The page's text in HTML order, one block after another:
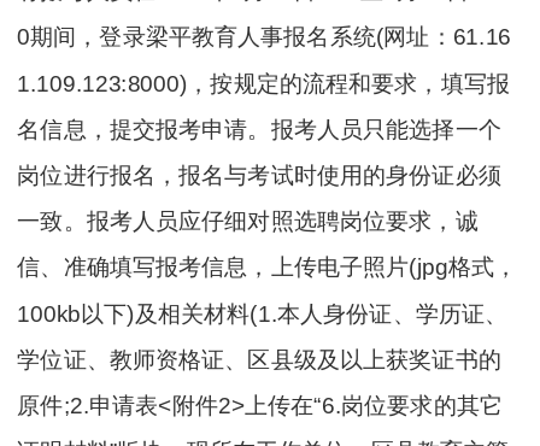
0期间，登录梁平教育人事报名系统(网址：61.16
1.109.123:8000)，按规定的流程和要求，填写报
名信息，提交报考申请。报考人员只能选择一个
岗位进行报名，报名与考试时使用的身份证必须
一致。报考人员应仔细对照选聘岗位要求，诚
信、准确填写报考信息，上传电子照片(jpg格式，
100kb以下)及相关材料(1.本人身份证、学历证、
学位证、教师资格证、区县级及以上获奖证书的
原件;2.申请表<附件2>上传在“6.岗位要求的其它